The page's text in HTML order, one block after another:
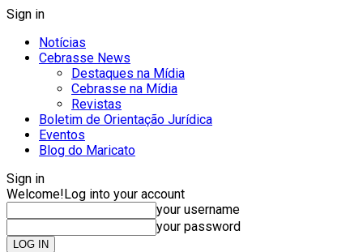
Sign in
Notícias
Cebrasse News
Destaques na Mídia
Cebrasse na Mídia
Revistas
Boletim de Orientação Jurídica
Eventos
Blog do Maricato
Sign in
Welcome!Log into your account
your username
your password